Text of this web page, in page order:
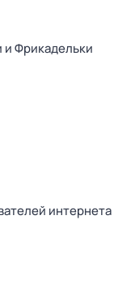
Фрикадельки
интернета